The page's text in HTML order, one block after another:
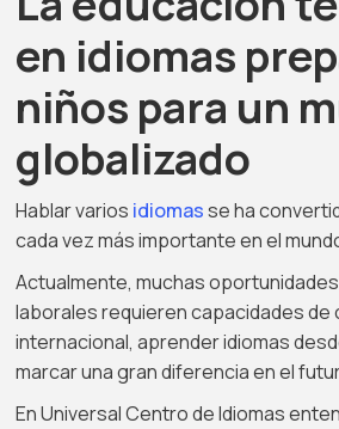
en idiomas
niños para un
globalizado
Hablar varios idiomasse ha
cada vez más importante en el
Actualmente, muchas
laborales requieren capacidades de
internacional, aprender idiomas
marcar una gran diferencia en el
En Universal Centro de Idiomas